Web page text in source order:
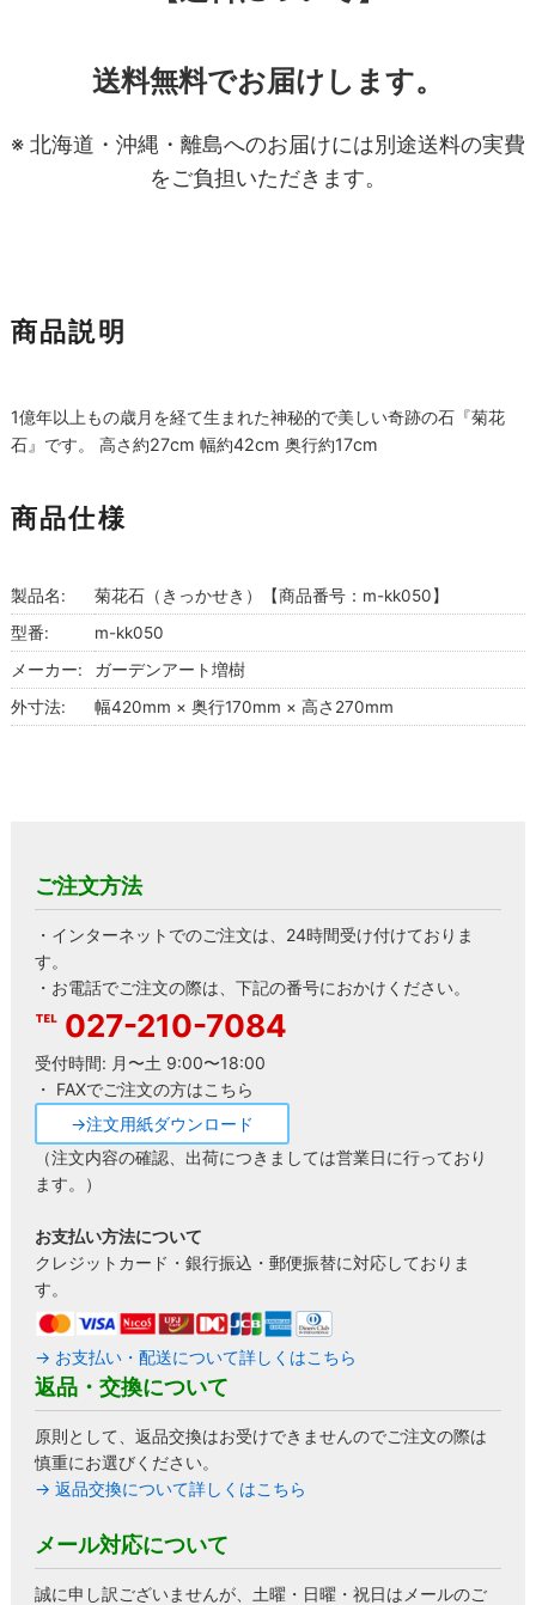
送料無料でお届けします。
※ 北海道・沖縄・離島へのお届けには別途送料の実費
をご負担いただきます。
商品説明
1億年以上もの歳月を経て生まれた神秘的で美しい奇跡の石『菊花
石』です。 高さ約27cm 幅約42cm 奥行約17cm
商品仕様
製品名:
菊花石（きっかせき）【商品番号：m-kk050】
型番:
m-kk050
メーカー:
ガーデンアート増樹
外寸法:
幅420mm × 奥行170mm × 高さ270mm
ご注文方法
・インターネットでのご注文は、24時間受け付けておりま
す。
・お電話でご注文の際は、下記の番号におかけください。
027-210-7084
受付時間: 月〜土 9:00〜18:00
・ FAXでご注文の方はこちら
→注文用紙ダウンロード
（注文内容の確認、出荷につきましては営業日に行っており
ます。）
お支払い方法について
クレジットカード・銀行振込・郵便振替に対応しておりま
す。
→ お支払い・配送について詳しくはこちら
返品・交換について
原則として、返品交換はお受けできませんのでご注文の際は
慎重にお選びください。
→ 返品交換について詳しくはこちら
メール対応について
誠に申し訳ございませんが、土曜・日曜・祝日はメールのご